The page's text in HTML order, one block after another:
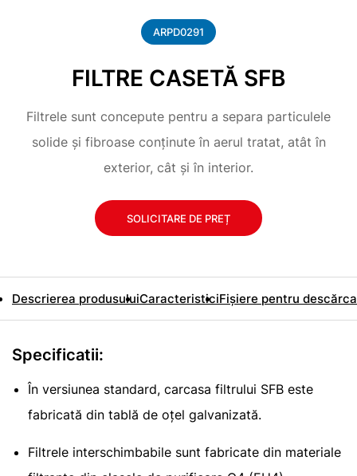
ARPD0291
FILTRE CASETĂ SFB
Filtrele sunt concepute pentru a separa particulele
solide și fibroase conținute în aerul tratat, atât în
exterior, cât și în interior.
SOLICITARE DE PREȚ
Descrierea produsuluiCaracteristiciFișiere pentru
Specificatii:
În versiunea standard, carcasa filtrului SFB este
fabricată din tablă de oțel galvanizată.
Filtrele interschimbabile sunt fabricate din materiale